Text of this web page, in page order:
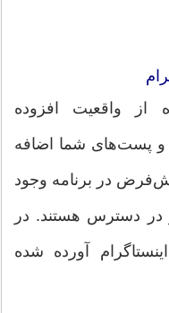
از واقعیت افزوده
و پست‌های شما اضافه
در برنامه وجود
در دسترس هستند. در
آورده شده